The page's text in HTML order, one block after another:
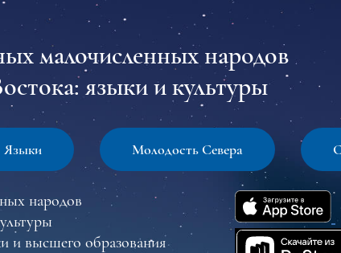
малочисленных народов
языки и культуры
Языки Молодость Севера
народов
и высшего образования